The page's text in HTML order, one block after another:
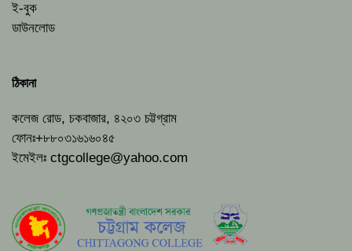
ই-বুক
ডাউনলোড
ঠিকানা
কলেজ রোড, চকবাজার, ৪২০৩ চট্টগ্রাম
ফোনঃ+৮৮০৩১৬১৬০৪৫
ইমেইলঃ ctgcollege@yahoo.com